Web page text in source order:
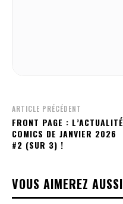
ARTICLE PRÉCÉDENT
FRONT PAGE : L’ACTUALITÉ
COMICS DE JANVIER 2026
#2 (SUR 3) !
VOUS AIMEREZ AUSSI